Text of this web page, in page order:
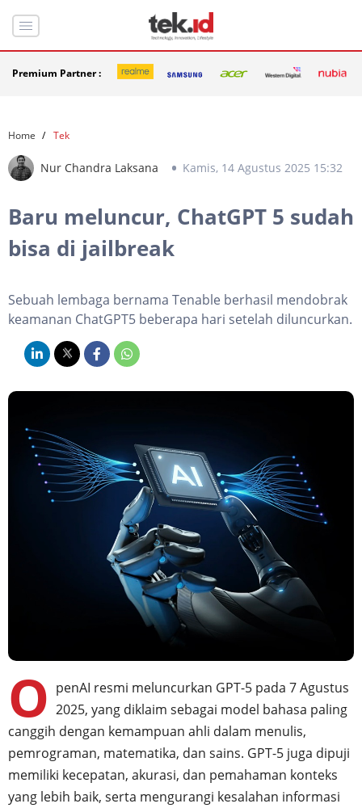
Premium Partner :
Home Tek
Nur Chandra Laksana Kamis, 14 Agustus 2025 15:32
Baru meluncur, ChatGPT 5 sudah
bisa di jailbreak
Sebuah lembaga bernama Tenable berhasil mendobrak
keamanan ChatGPT5 beberapa hari setelah diluncurkan.
O penAI resmi meluncurkan GPT-5 pada 7 Agustus
2025, yang diklaim sebagai model bahasa paling
canggih dengan kemampuan ahli dalam menulis,
pemrograman, matematika, dan sains. GPT-5 juga dipuji
memiliki kecepatan, akurasi, dan pemahaman konteks
yang lebih baik, serta mengurangi kesalahan informasi